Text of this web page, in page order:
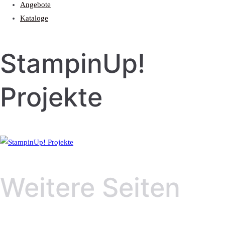
Angebote
Kataloge
StampinUp!
Projekte
Weitere Seiten